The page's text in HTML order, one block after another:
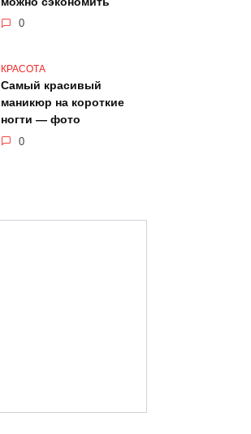
0
КРАСОТА
Самый красивый
маникюр на короткие
ногти — фото
0